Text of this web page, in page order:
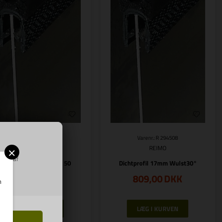
af
Dichtprofil 17mm Wulst 50
Varenr.: R 294508
REIMO
Dichtprofil 17mm Wulst30°
809,00DKK
×